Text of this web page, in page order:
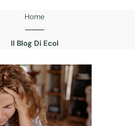
Home
───
Il Blog Di Ecol